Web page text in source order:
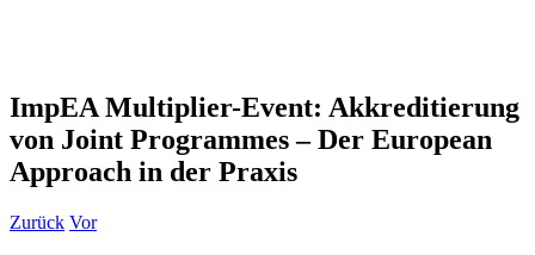
ImpEA Multiplier-Event: Akkreditierung
von Joint Programmes – Der European
Approach in der Praxis
Zurück Vor